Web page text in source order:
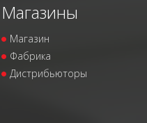
Магазины
Магазин
Фабрика
Дистрибьюторы